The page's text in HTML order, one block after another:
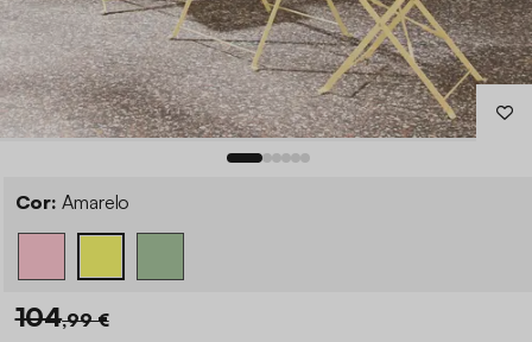
Cor: Amarelo
104,99 €